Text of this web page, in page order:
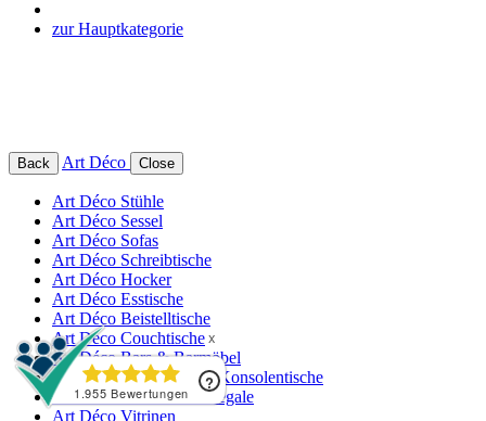
zur Hauptkategorie
Back Art Déco Close
Art Déco Stühle
Art Déco Sessel
Art Déco Sofas
Art Déco Schreibtische
Art Déco Hocker
Art Déco Esstische
Art Déco Beistelltische
Art Déco Couchtische
Art Déco Bars & Barmöbel
Art Déco Sideboards & Konsolentische
Art Déco Schränke & Regale
Art Déco Vitrinen